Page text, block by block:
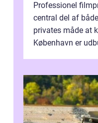
Professionel
central del af
privates måde at
København er